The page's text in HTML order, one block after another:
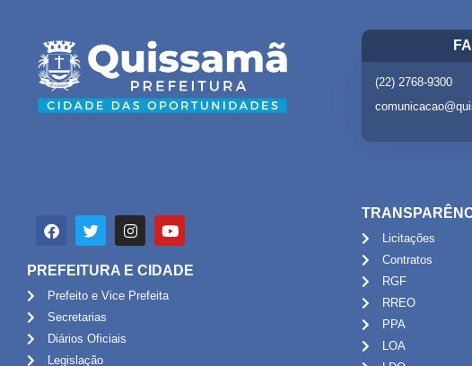
(22) 2768-9300
PREFEITURA E CIDADE
Prefeito e Vice Prefeita
Secretarias
Diários Oficiais
Legislação
Licitações
Contratos
RGF
RREO
PPA
LOA